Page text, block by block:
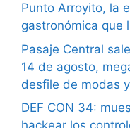
Punto Arroyito, la
gastronómica que
Pasaje Central
14 de agosto,
desfile de modas
DEF CON 34:
hackear los